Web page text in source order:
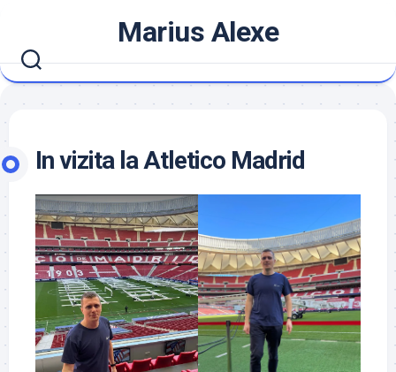
content
Marius Alexe
In vizita la Atletico Madrid